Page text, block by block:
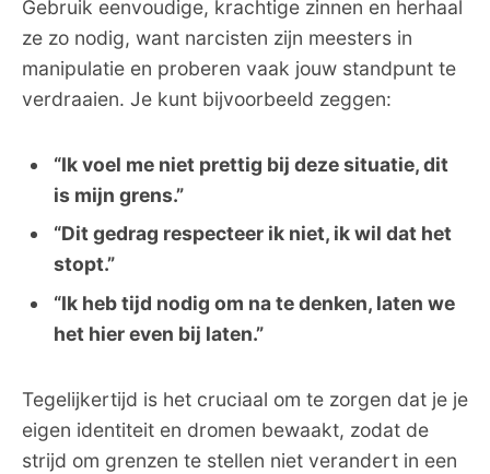
Gebruik eenvoudige, krachtige zinnen en herhaal
ze zo nodig, want narcisten zijn meesters in
manipulatie en proberen vaak jouw standpunt te
verdraaien. Je kunt bijvoorbeeld zeggen:
“Ik voel me niet prettig bij deze situatie, dit
is mijn grens.”
“Dit gedrag respecteer ik niet, ik wil dat het
stopt.”
“Ik heb tijd nodig om na te denken, laten we
het hier even bij laten.”
Tegelijkertijd is het cruciaal om te zorgen dat je je
eigen identiteit en dromen bewaakt, zodat de
strijd om grenzen te stellen niet verandert in een